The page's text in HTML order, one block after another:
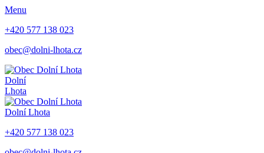
Menu
+420 577 138 023
obec@dolni-lhota.cz
Dolní
Lhota
Dolní Lhota
+420 577 138 023